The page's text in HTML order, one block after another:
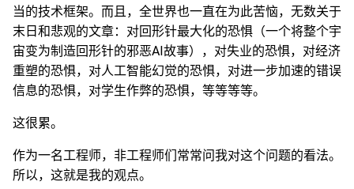
当的技术框架。而且，全世界也一直在为此苦恼，无数关于
末日和悲观的文章：对回形针最大化的恐惧（一个将整个宇
宙变为制造回形针的邪恶AI故事），对失业的恐惧，对经济
重塑的恐惧，对人工智能幻觉的恐惧，对进一步加速的错误
信息的恐惧，对学生作弊的恐惧，等等等等。
这很累。
作为一名工程师，非工程师们常常问我对这个问题的看法。
所以，这就是我的观点。